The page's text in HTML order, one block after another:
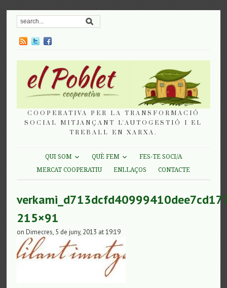
COOPERATIVA PER LA TRANSFORMACIÓ
SOCIAL MITJANÇANT L'AUTOGESTIÓ I EL
TREBALL EN XARXA.
QUI SOM QUÈ FEM
FES-TE SOCI/A
MERCAT COOPERATIU
ENLLAÇOS CONTACTE
215×91
on Dimecres, 5 de juny, 2013 at 19:19